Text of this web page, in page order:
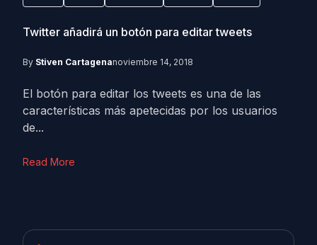
Twitter añadirá un botón para editar tweets
By Stiven Cartagenanoviembre 14, 2018
El botón para editar los tweets es una de las
características más apetecidas por los usuarios
de...
Read More